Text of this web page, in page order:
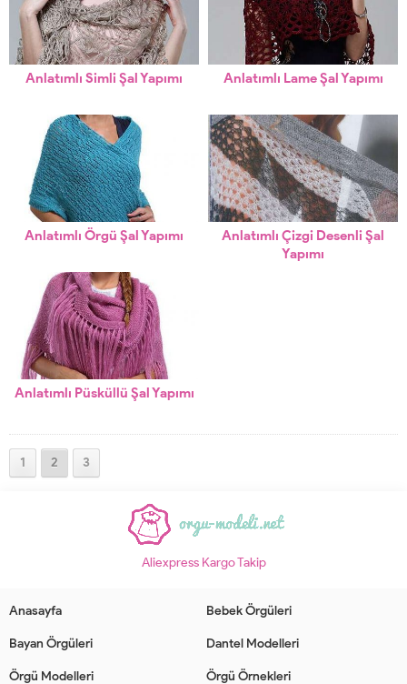
Anlatımlı Simli Şal Yapımı Anlatımlı Lame Şal Yapımı
Anlatımlı Örgü Şal Yapımı
Anlatımlı Çizgi Desenli Şal
Yapımı
Anlatımlı Püsküllü Şal Yapımı
1 2 3
Aliexpress Kargo Takip
Anasayfa Bebek Örgüleri
Bayan Örgüleri Dantel Modelleri
Örgü Modelleri Örgü Örnekleri